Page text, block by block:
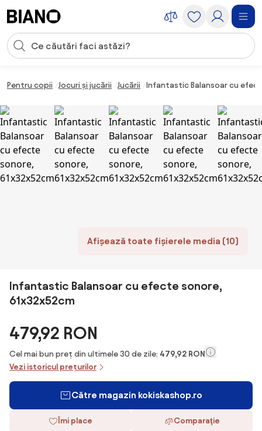
Introducerea căutării
Pentru copii Jocuri și jucării Jucării Infantastic Balansoar cu
Afișează toate fișierele media (10)
Infantastic Balansoar cu efecte sonore,
61x32x52cm
479,92 RON
Cel mai bun preț din ultimele 30 de zile: 479,92 RON
Vezi istoricul prețurilor
Către magazin kokiskashop.ro
Îmi place Comparaţie